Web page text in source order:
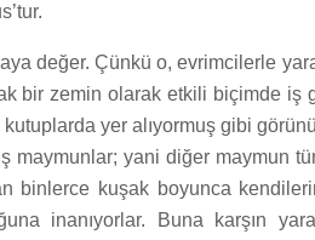
değer. Çünkü o, evrimcilerle
bir zemin olarak etkili biçimde iş
yer alıyormuş gibi
maymunlar; yani diğer maymun
binlerce kuşak boyunca
inanıyorlar. Buna karşın